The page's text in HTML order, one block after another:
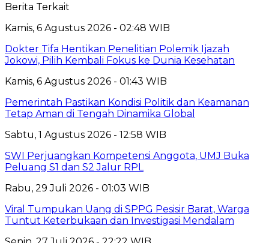
Berita Terkait
Kamis, 6 Agustus 2026 - 02:48 WIB
Dokter Tifa Hentikan Penelitian Polemik Ijazah
Jokowi, Pilih Kembali Fokus ke Dunia Kesehatan
Kamis, 6 Agustus 2026 - 01:43 WIB
Pemerintah Pastikan Kondisi Politik dan Keamanan
Tetap Aman di Tengah Dinamika Global
Sabtu, 1 Agustus 2026 - 12:58 WIB
SWI Perjuangkan Kompetensi Anggota, UMJ Buka
Peluang S1 dan S2 Jalur RPL
Rabu, 29 Juli 2026 - 01:03 WIB
Viral Tumpukan Uang di SPPG Pesisir Barat, Warga
Tuntut Keterbukaan dan Investigasi Mendalam